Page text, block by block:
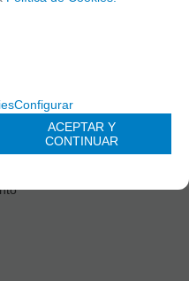
Configurar
ACEPTAR Y
CONTINUAR